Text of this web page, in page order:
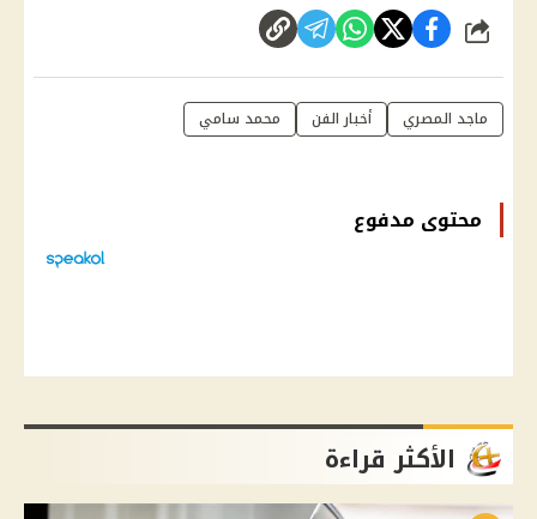
شارك
ماجد المصري أخبار الفن محمد سامي
محتوى مدفوع
الأكثر قراءة